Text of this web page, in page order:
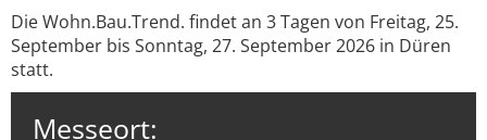
Die Wohn.Bau.Trend. findet an 3 Tagen von Freitag, 25.
September bis Sonntag, 27. September 2026 in Düren
statt.
Messeort: